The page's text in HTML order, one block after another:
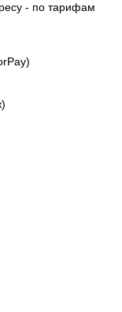
- по тарифам